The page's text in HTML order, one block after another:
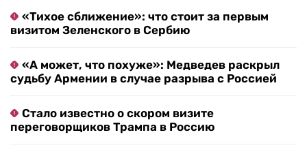
«Тихое сближение»: что стоит за первым
визитом Зеленского в Сербию
«А может, что похуже»: Медведев раскрыл
судьбу Армении в случае разрыва с Россией
Стало известно о скором визите
переговорщиков Трампа в Россию